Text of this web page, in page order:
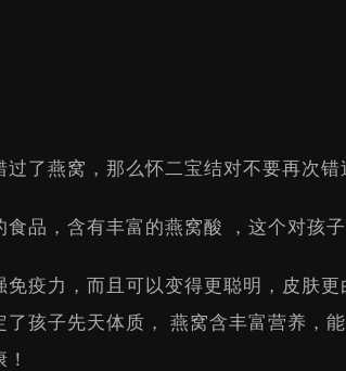
了燕窝，那么怀二宝结对不要再次错
品，含有丰富的燕窝酸 ，这个对孩
疫力，而且可以变得更聪明，皮肤更
了孩子先天体质， 燕窝含丰富营养，